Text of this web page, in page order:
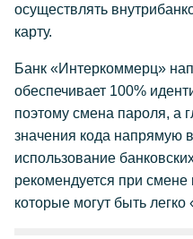
осуществлять
карту.
Банк «Интеркоммерц»
обеспечивает 100%
поэтому смена пароля, а
значения кода напрямую
использование
рекомендуется при
которые могут быть